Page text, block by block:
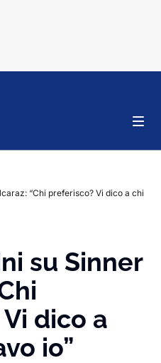
“Chi preferisco? Vi dico a chi
su Sinner
dico a
io”